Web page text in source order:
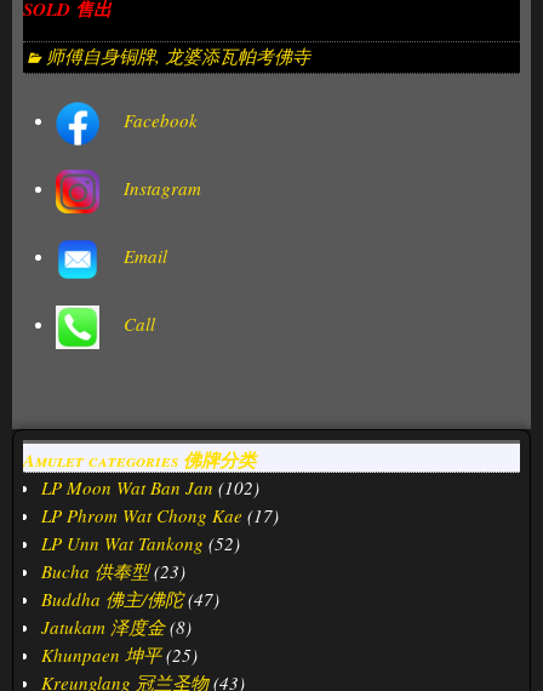
SOLD 售出
师傅自身铜牌, 龙婆添瓦帕考佛寺
Facebook
Instagram
Email
Call
Amulet categories 佛牌分类
LP Moon Wat Ban Jan (102)
LP Phrom Wat Chong Kae (17)
LP Unn Wat Tankong (52)
Bucha 供奉型 (23)
Buddha 佛主/佛陀 (47)
Jatukam 泽度金 (8)
Khunpaen 坤平 (25)
Kreunglang 冠兰圣物 (43)